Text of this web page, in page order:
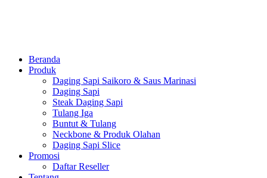
Beranda
Produk
Daging Sapi Saikoro & Saus Marinasi
Daging Sapi
Steak Daging Sapi
Tulang Iga
Buntut & Tulang
Neckbone & Produk Olahan
Daging Sapi Slice
Promosi
Daftar Reseller